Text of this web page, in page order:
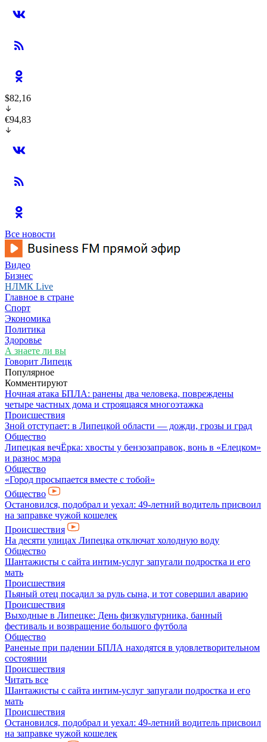
$82,16
€94,83
Все новости
Видео
Бизнес
НЛМК Live
Главное в стране
Спорт
Экономика
Политика
Здоровье
А знаете ли вы
Говорит Липецк
Популярное
Комментируют
Ночная атака БПЛА: ранены два человека, повреждены
четыре частных дома и строящаяся многоэтажка
Происшествия
Зной отступает: в Липецкой области — дожди, грозы и град
Общество
Липецкая вечЁрка: хвосты у бензозаправок, вонь в «Елецком»
и разнос мэра
Общество
«Город просыпается вместе с тобой»
Общество
Остановился, подобрал и уехал: 49-летний водитель присвоил
на заправке чужой кошелек
Происшествия
На десяти улицах Липецка отключат холодную воду
Общество
Шантажисты с сайта интим-услуг запугали подростка и его
мать
Происшествия
Пьяный отец посадил за руль сына, и тот совершил аварию
Происшествия
Выходные в Липецке: День физкультурника, банный
фестиваль и возвращение большого футбола
Общество
Раненые при падении БПЛА находятся в удовлетворительном
состоянии
Происшествия
Читать все
Шантажисты с сайта интим-услуг запугали подростка и его
мать
Происшествия
Остановился, подобрал и уехал: 49-летний водитель присвоил
на заправке чужой кошелек